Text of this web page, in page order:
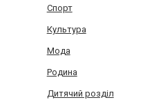
Спорт
Культура
Мода
Родина
Дитячий розділ